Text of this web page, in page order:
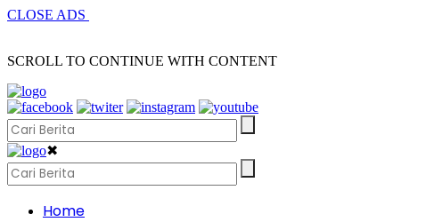
CLOSE ADS
SCROLL TO CONTINUE WITH CONTENT
✖
Home